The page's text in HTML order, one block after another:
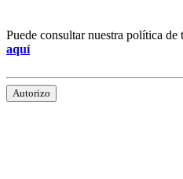
Puede consultar nuestra política de
aquí
Autorizo